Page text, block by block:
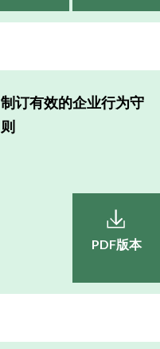
制订有效的企业行为守
则
PDF版本